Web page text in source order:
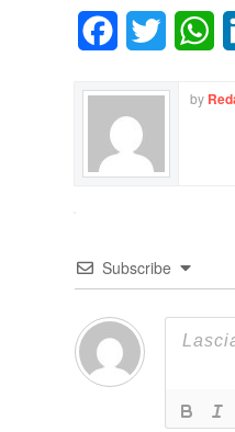
FacebookTwitter
by
Subscribe